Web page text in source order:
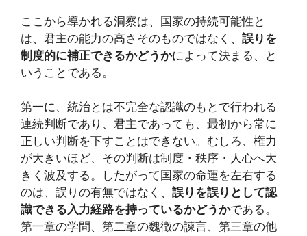
ここから導かれる洞察は、国家の持続可能性と
は、君主の能力の高さそのものではなく、 誤りを
制度的に補正できるかどうかによって決まる、と
いうことである。
第一に、統治とは不完全な認識のもとで行われる
連続判断であり、君主であっても、最初から常に
正しい判断を下すことはできない。むしろ、権力
が大きいほど、その判断は制度・秩序・人心へ大
きく波及する。したがって国家の命運を左右する
のは、誤りの有無ではなく、 誤りを誤りとして認
識できる入力経路を持っているかどうかである。
第一章の学問、第二章の魏徴の諫言、第三章の他